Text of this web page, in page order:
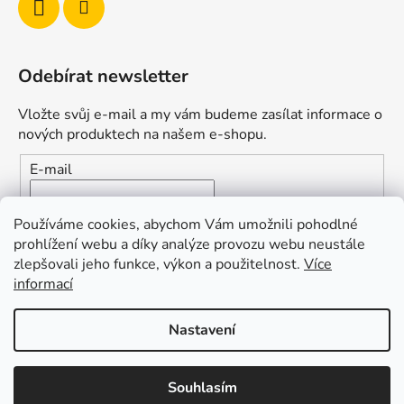
Používáme cookies, abychom Vám umožnili pohodlné
prohlížení webu a díky analýze provozu webu neustále
zlepšovali jeho funkce, výkon a použitelnost. Více
informací
Nastavení
Souhlasím
Odebírat newsletter
Vložte svůj e-mail a my vám budeme zasílat informace o
nových produktech na našem e-shopu.
E-mail
Vložením e-mailu souhlasíte s
podmínkami ochrany
osobních údajů
PŘIHLÁSIT SE
Vytvořil Shoptet
Duofishing. Všechna práva vyhrazena.